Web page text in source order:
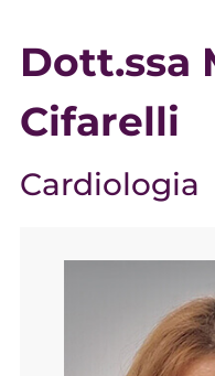
Dott.ssa
Cifarelli
Cardiologia